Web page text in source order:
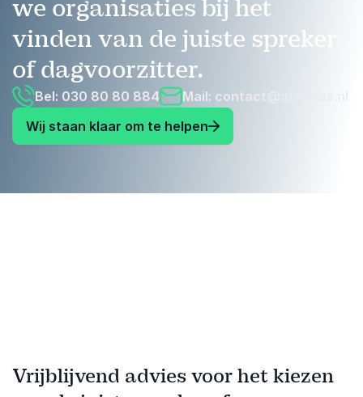
we organisaties bij het
vinden van de juiste spreker
of dagvoorzitter.
Bel: 030 80 80 884 Mail: contact@athenas.nl
Wij staan klaar om te helpen
Vrijblijvend advies voor het kiezen